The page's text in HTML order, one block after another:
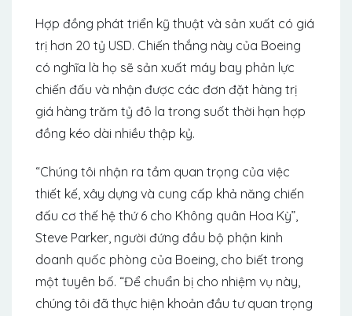
Hợp đồng phát triển kỹ thuật và sản xuất có giá
trị hơn 20 tỷ USD. Chiến thắng này của Boeing
có nghĩa là họ sẽ sản xuất máy bay phản lực
chiến đấu và nhận được các đơn đặt hàng trị
giá hàng trăm tỷ đô la trong suốt thời hạn hợp
đồng kéo dài nhiều thập kỷ.
“Chúng tôi nhận ra tầm quan trọng của việc
thiết kế, xây dựng và cung cấp khả năng chiến
đấu cơ thế hệ thứ 6 cho Không quân Hoa Kỳ”,
Steve Parker, người đứng đầu bộ phận kinh
doanh quốc phòng của Boeing, cho biết trong
một tuyên bố. “Để chuẩn bị cho nhiệm vụ này,
chúng tôi đã thực hiện khoản đầu tư quan trọng